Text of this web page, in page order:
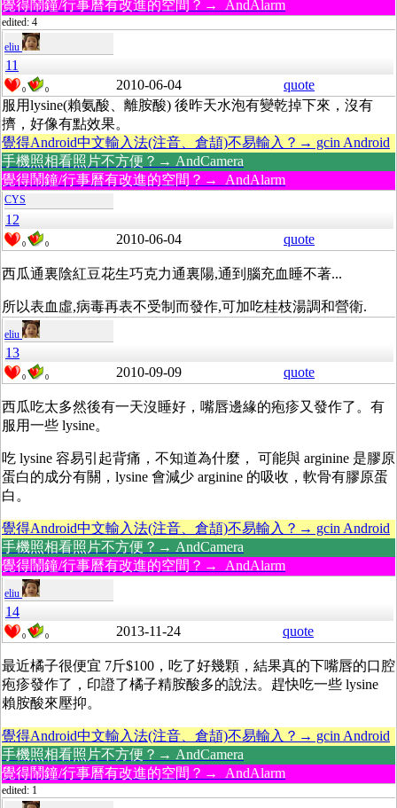
覺得鬧鐘/行事曆有改進的空間？→ AndAlarm
edited: 4
eliu
11
0 0 2010-06-04
quote
服用lysine(賴氨酸、離胺酸) 後昨天水泡有變乾掉下來，沒有
擠，好像有點效果。
覺得Android中文輸入法(注音、倉頡)不易輸入？→ gcin Android
手機照相看照片不方便？→ AndCamera
覺得鬧鐘/行事曆有改進的空間？→ AndAlarm
CYS
12
0 0 2010-06-04 quote
西瓜通裏陰紅豆花生巧克力通裏陽,通到腦充血睡不著...
所以表血虛,病毒再表不受制而發作,可加吃桂枝湯調和營衛.
eliu
13
0 0 2010-09-09 quote
西瓜吃太多然後有一天沒睡好，嘴唇邊緣的疱疹又發作了。有
服用一些 lysine。
吃 lysine 容易引起背痛，不知道為什麼， 可能與 arginine 是膠原
蛋白的成分有關，lysine 會減少 arginine 的吸收，軟骨有膠原蛋
白。
覺得Android中文輸入法(注音、倉頡)不易輸入？→ gcin Android
手機照相看照片不方便？→ AndCamera
覺得鬧鐘/行事曆有改進的空間？→ AndAlarm
eliu
14
0 0 2013-11-24 quote
最近橘子很便宜 7斤$100，吃了好幾顆，結果真的下嘴唇的口腔
疱疹發作了，印證了橘子精胺酸多的說法。趕快吃一些 lysine
賴胺酸來壓抑。
覺得Android中文輸入法(注音、倉頡)不易輸入？→ gcin Android
手機照相看照片不方便？→ AndCamera
覺得鬧鐘/行事曆有改進的空間？→ AndAlarm
edited: 1